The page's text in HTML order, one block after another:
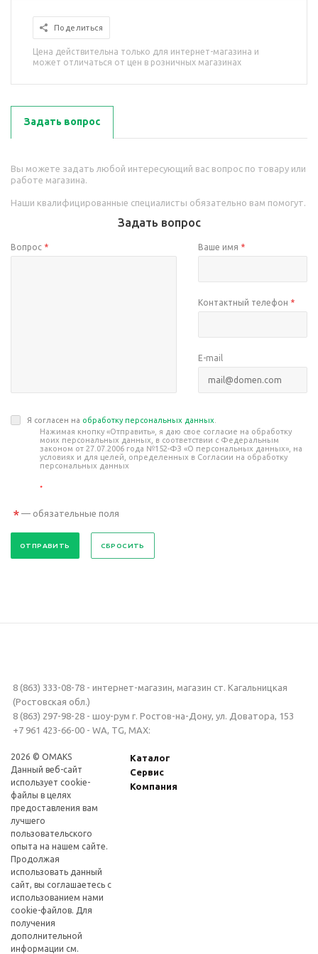
Поделиться
Цена действительна только для интернет-магазина и
может отличаться от цен в розничных магазинах
Задать вопрос
Вы можете задать любой интересующий вас вопрос по товару или
работе магазина.
Наши квалифицированные специалисты обязательно вам помогут.
Задать вопрос
Вопрос * Ваше имя *
Контактный телефон *
E-mail
Я согласен на обработку персональных данных
Нажимая кнопку «Отправить», я даю свое согласие на обработку
моих персональных данных, в соответствии с Федеральным
законом от 27.07.2006 года №152-ФЗ «О персональных данных», на
условиях и для целей, определенных в Согласии на обработку
персональных данных
*
* — обязательные поля
СБРОСИТЬ
8 (863) 333-08-78 - интернет-магазин, магазин ст. Кагальницкая
(Ростовская обл.)
8 (863) 297-98-28 - шоу-рум г. Ростов-на-Дону, ул. Доватора, 153
+7 961 423-66-00 - WA, TG, MAX:
2026 © OMAKS
Данный веб-сайт
использует cookie-
файлы в целях
предоставления вам
лучшего
пользовательского
опыта на нашем сайте.
Продолжая
использовать данный
сайт, вы соглашаетесь с
использованием нами
cookie-файлов. Для
получения
дополнительной
информации см.
Каталог
Сервис
Компания